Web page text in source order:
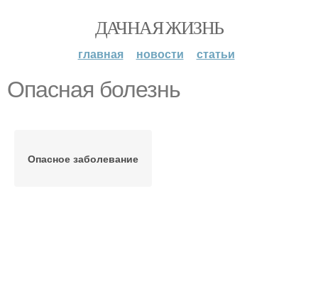
ДАЧНАЯ ЖИЗНЬ
главная новости статьи
Опасная болезнь
Опасное заболевание